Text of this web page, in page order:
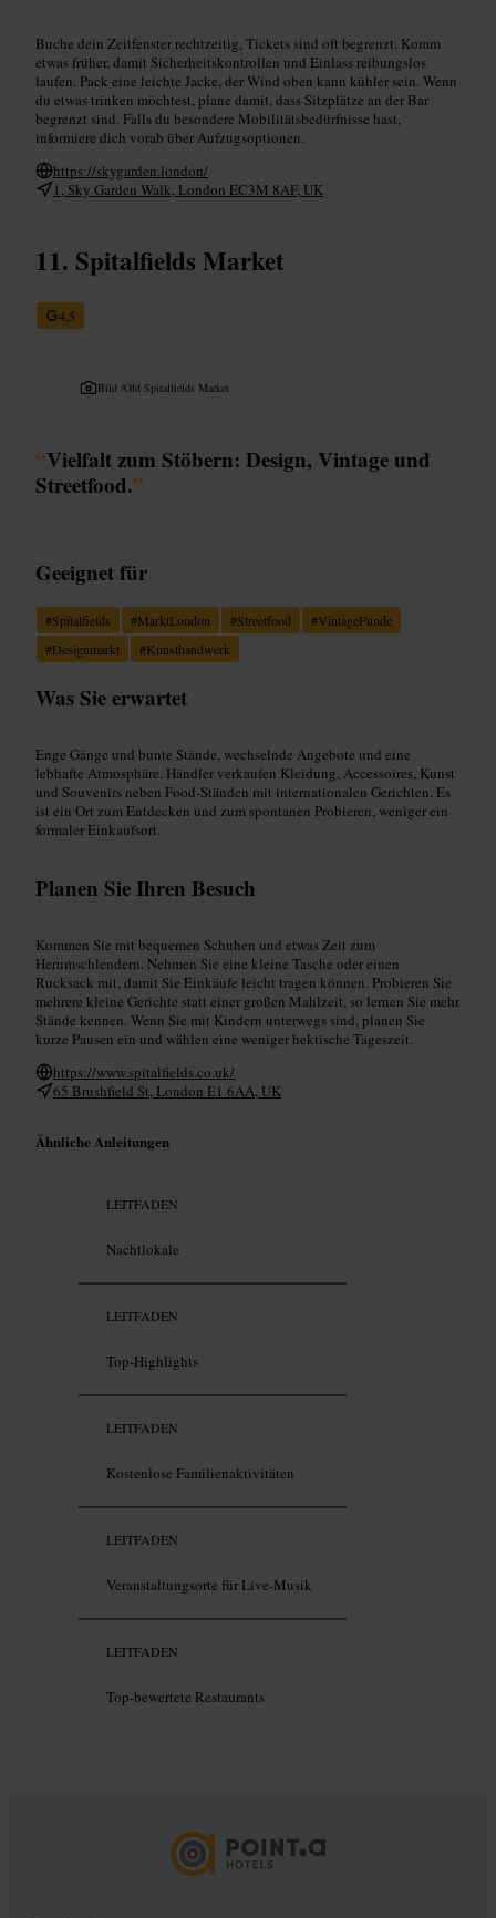
Buche dein Zeitfenster rechtzeitig, Tickets sind oft begrenzt. Komm
etwas früher, damit Sicherheitskontrollen und Einlass reibungslos
laufen. Pack eine leichte Jacke, der Wind oben kann kühler sein. Wenn
du etwas trinken möchtest, plane damit, dass Sitzplätze an der Bar
begrenzt sind. Falls du besondere Mobilitätsbedürfnisse hast,
informiere dich vorab über Aufzugsoptionen.
https://skygarden.london/
1, Sky Garden Walk, London EC3M 8AF, UK
Spitalfields Market
4,5
Bild /Old Spitalfields Market
“Vielfalt zum Stöbern: Design, Vintage und
Streetfood.”
Geeignet für
#Spitalfields #MarktLondon #Streetfood #VintageFunde
#Designmarkt #Kunsthandwerk
Was Sie erwartet
Enge Gänge und bunte Stände, wechselnde Angebote und eine
lebhafte Atmosphäre. Händler verkaufen Kleidung, Accessoires, Kunst
und Souvenirs neben Food-Ständen mit internationalen Gerichten. Es
ist ein Ort zum Entdecken und zum spontanen Probieren, weniger ein
formaler Einkaufsort.
Planen Sie Ihren Besuch
Kommen Sie mit bequemen Schuhen und etwas Zeit zum
Herumschlendern. Nehmen Sie eine kleine Tasche oder einen
Rucksack mit, damit Sie Einkäufe leicht tragen können. Probieren Sie
mehrere kleine Gerichte statt einer großen Mahlzeit, so lernen Sie mehr
Stände kennen. Wenn Sie mit Kindern unterwegs sind, planen Sie
kurze Pausen ein und wählen eine weniger hektische Tageszeit.
https://www.spitalfields.co.uk/
65 Brushfield St, London E1 6AA, UK
Ähnliche Anleitungen
LEITFADEN
Nachtlokale
LEITFADEN
Top-Highlights
LEITFADEN
Kostenlose Familienaktivitäten
LEITFADEN
Veranstaltungsorte für Live-Musik
LEITFADEN
Top-bewertete Restaurants